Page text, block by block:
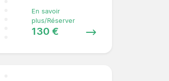
En savoir
plus/Réserver
130 €